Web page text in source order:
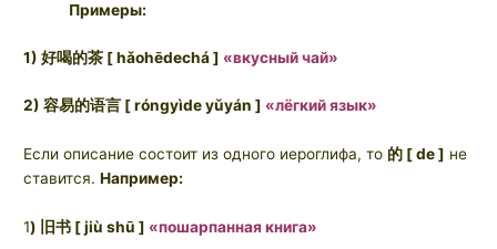
Примеры:
1) 好喝的茶 [ hǎohēdechá ] «вкусный чай»
2) 容易的语言 [ róngyìde yǔyán ] «лёгкий язык»
Если описание состоит из одного иероглифа, то 的 [ de ] не
ставится.Например:
1) 旧书 [ jiù shū ] «пошарпанная книга»